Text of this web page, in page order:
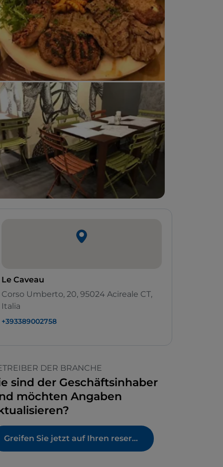
Le Caveau
Corso Umberto, 20, 95024 Acireale CT,
Italia
+393389002758
DER BRANCHE
sind der Geschäftsinhaber
möchten Angaben
Greifen Sie jetzt auf Ihren reservierten Bereich zu